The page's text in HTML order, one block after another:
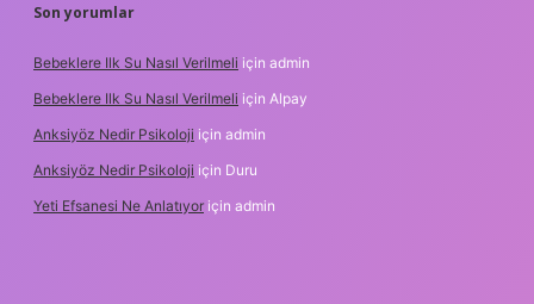
Son yorumlar
Bebeklere Ilk Su Nasıl Verilmeli için admin
Bebeklere Ilk Su Nasıl Verilmeli için Alpay
Anksiyöz Nedir Psikoloji için admin
Anksiyöz Nedir Psikoloji için Duru
Yeti Efsanesi Ne Anlatıyor için admin